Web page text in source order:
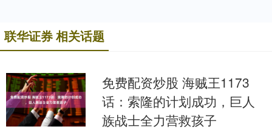
联华证券 相关话题
免费配资炒股 海贼王1173
话：索隆的计划成功，巨人
族战士全力营救孩子